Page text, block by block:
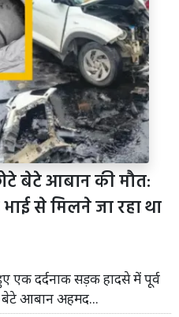
बेटे आबान की मौत:
से मिलने जा रहा था
हुए एक दर्दनाक सड़क हादसे में पूर्व
आबान अहमद...